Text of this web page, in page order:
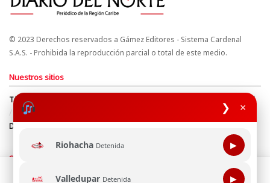
❯ ×
Riohacha Detenida ▶
Valledupar Detenida ▶
© 2023 Derechos reservados a Gámez Editores - Sistema Cardenal
S.A.S. - Prohibida la reproducción parcial o total de este medio.
Nuestros sitios
Términos y Condiciones
Derechos de Autor y Propiedad Intelectual
Política de uso de cookies
Política de Tratamiento de Datos
Directrices Editoriales
Síguenos
Esta página web usa cookie para mejorar tu experiencia de